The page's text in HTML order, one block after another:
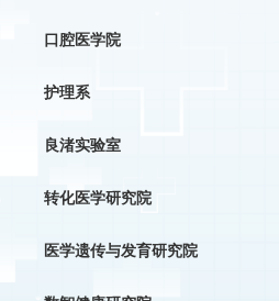
口腔医学院
护理系
良渚实验室
转化医学研究院
医学遗传与发育研究院